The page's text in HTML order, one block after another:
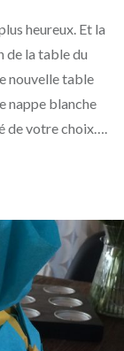
heureux. Et la
de la table du
nouvelle table
nappe blanche
de votre choix….